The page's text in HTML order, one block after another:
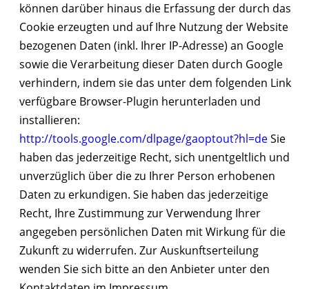
können darüber hinaus die Erfassung der durch das
Cookie erzeugten und auf Ihre Nutzung der Website
bezogenen Daten (inkl. Ihrer IP-Adresse) an Google
sowie die Verarbeitung dieser Daten durch Google
verhindern, indem sie das unter dem folgenden Link
verfügbare Browser-Plugin herunterladen und
installieren:
http://tools.google.com/dlpage/gaoptout?hl=deSie
haben das jederzeitige Recht, sich unentgeltlich und
unverzüglich über die zu Ihrer Person erhobenen
Daten zu erkundigen. Sie haben das jederzeitige
Recht, Ihre Zustimmung zur Verwendung Ihrer
angegeben persönlichen Daten mit Wirkung für die
Zukunft zu widerrufen. Zur Auskunftserteilung
wenden Sie sich bitte an den Anbieter unter den